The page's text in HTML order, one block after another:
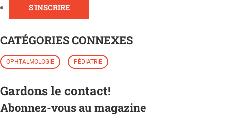
S'INSCRIRE
CATÉGORIES CONNEXES
OPHTALMOLOGIE PÉDIATRIE
Gardons le contact!
Abonnez-vous au magazine